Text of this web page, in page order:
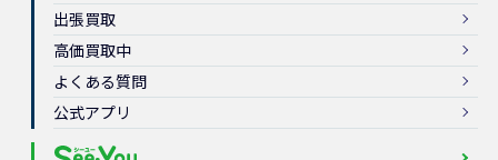
出張買取
高価買取中
よくある質問
公式アプリ